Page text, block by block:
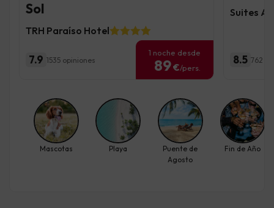
Sol
TRH Paraíso Hotel
7.9 1535 opiniones
1 noche desde
89€/pers.
Suites
8.5 762
Mascotas Playa
Puente de
Agosto
Fin de Año